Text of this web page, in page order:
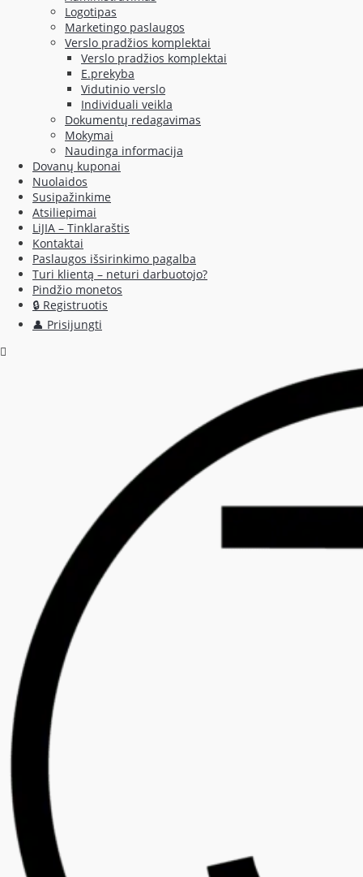
Logotipas
Marketingo paslaugos
Verslo pradžios komplektai
Verslo pradžios komplektai
E.prekyba
Vidutinio verslo
Individuali veikla
Dokumentų redagavimas
Mokymai
Naudinga informacija
Dovanų kuponai
Nuolaidos
Susipažinkime
Atsiliepimai
LiJIA – Tinklaraštis
Kontaktai
Paslaugos išsirinkimo pagalba
Turi klientą – neturi darbuotojo?
Pindžio monetos
🔒 Registruotis
👤 Prisijungti